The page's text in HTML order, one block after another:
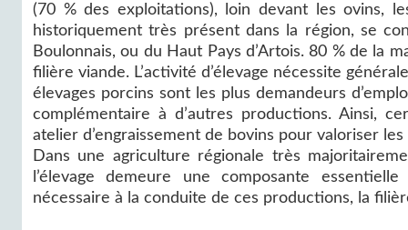
(70 % des exploitations), loin devant les ovins,
historiquement très présent dans la région, se
Boulonnais, ou du Haut Pays d’Artois. 80 % de la
filière viande. L’activité d’élevage nécessite
élevages porcins sont les plus demandeurs
complémentaire à d’autres productions. Ainsi,
atelier d’engraissement de bovins pour valoriser
Dans une agriculture régionale très
l’élevage demeure une composante
nécessaire à la conduite de ces productions, la